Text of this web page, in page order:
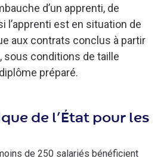
d’un apprenti, de
l’apprenti est en situation de
aux contrats conclus à partir
sous conditions de taille
préparé.
de l’État pour les
de 250 salariés bénéficient